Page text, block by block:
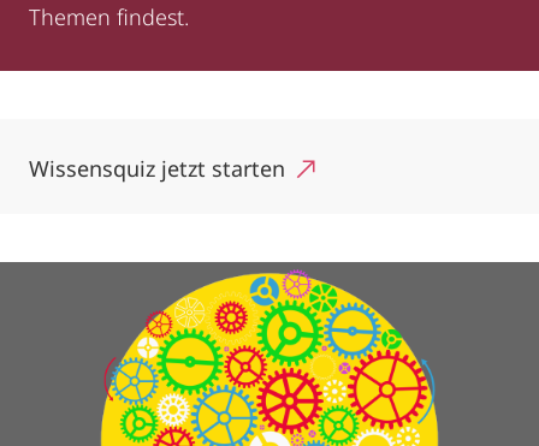
Themen findest.
Wissensquiz jetzt starten